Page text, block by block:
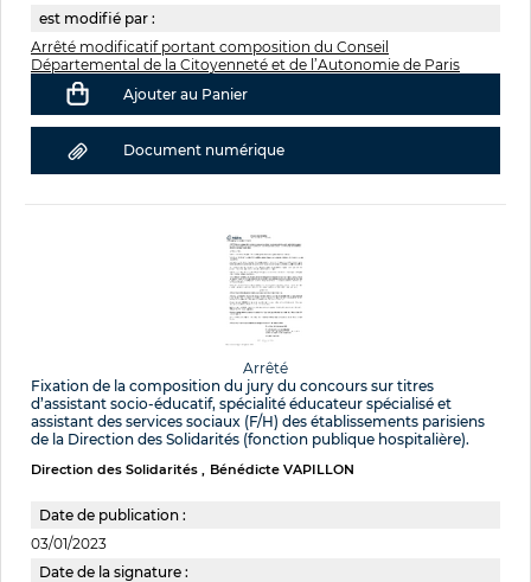
est modifié par :
Arrêté modificatif portant composition du Conseil
Départemental de la Citoyenneté et de l’Autonomie de Paris
Ajouter au Panier
Document numérique
Arrêté
Fixation de la composition du jury du concours sur titres
d’assistant socio-éducatif, spécialité éducateur spécialisé et
assistant des services sociaux (F/H) des établissements parisiens
de la Direction des Solidarités (fonction publique hospitalière).
Direction des Solidarités Bénédicte VAPILLON
Date de publication :
03/01/2023
Date de la signature :